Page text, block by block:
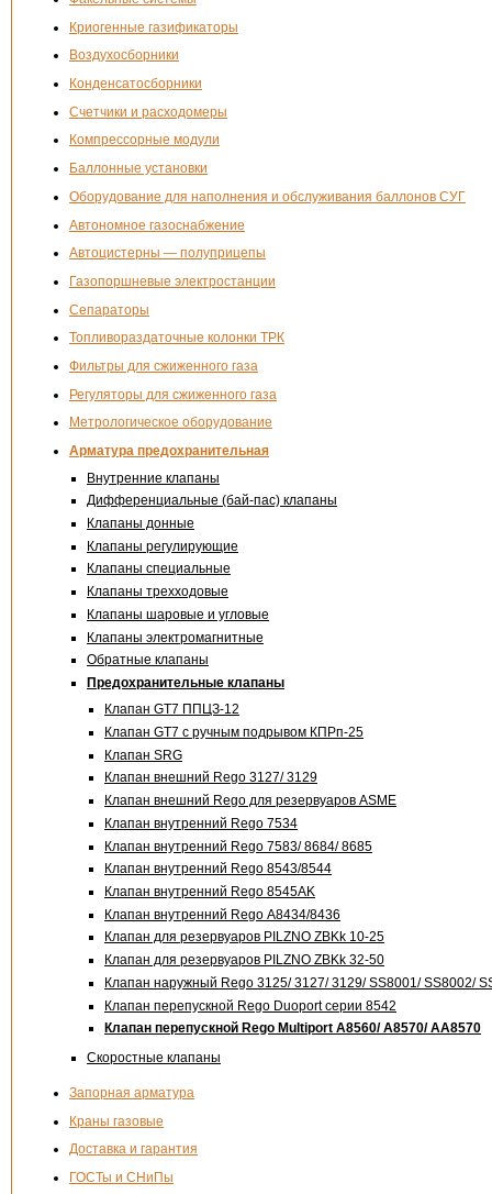
Криогенные газификаторы
Воздухосборники
Конденсатосборники
Счетчики и расходомеры
Компрессорные модули
Баллонные установки
Оборудование для наполнения и обслуживания баллонов СУГ
Автономное газоснабжение
Автоцистерны — полуприцепы
Газопоршневые электростанции
Сепараторы
Топливораздаточные колонки ТРК
Фильтры для сжиженного газа
Регуляторы для сжиженного газа
Метрологическое оборудование
Арматура предохранительная
Внутренние клапаны
Дифференциальные (бай-пас) клапаны
Клапаны донные
Клапаны регулирующие
Клапаны специальные
Клапаны трехходовые
Клапаны шаровые и угловые
Клапаны электромагнитные
Обратные клапаны
Предохранительные клапаны
Клапан GT7 ППЦЗ-12
Клапан GT7 с ручным подрывом КПРп-25
Клапан SRG
Клапан внешний Rego 3127/ 3129
Клапан внешний Rego для резервуаров ASME
Клапан внутренний Rego 7534
Клапан внутренний Rego 7583/ 8684/ 8685
Клапан внутренний Rego 8543/8544
Клапан внутренний Rego 8545AK
Клапан внутренний Rego А8434/8436
Клапан для резервуаров PILZNO ZBKk 10-25
Клапан для резервуаров PILZNO ZBKk 32-50
Клапан наружный Rego 3125/ 3127/ 3129/ SS8001/ SS8002/
Клапан перепускной Rego Duoport серии 8542
Клапан перепускной Rego Multiport А8560/ А8570/ АА8570
Скоростные клапаны
Запорная арматура
Краны газовые
Доставка и гарантия
ГОСТы и СНиПы